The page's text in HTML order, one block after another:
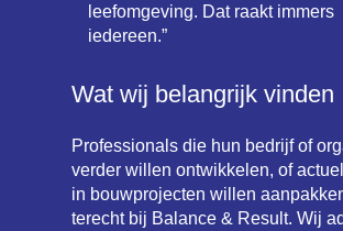
leefomgeving. Dat raakt immers
iedereen.”
Wat wij belangrijk vinden
Professionals die hun bedrijf of
verder willen ontwikkelen, of
in bouwprojecten willen
terecht bij Balance & Result. Wij